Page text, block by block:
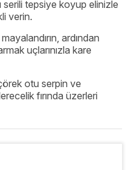
serili tepsiye koyup elinizle
verin.
ardından
uçlarınızla kare
otu serpin ve
fırında üzerleri